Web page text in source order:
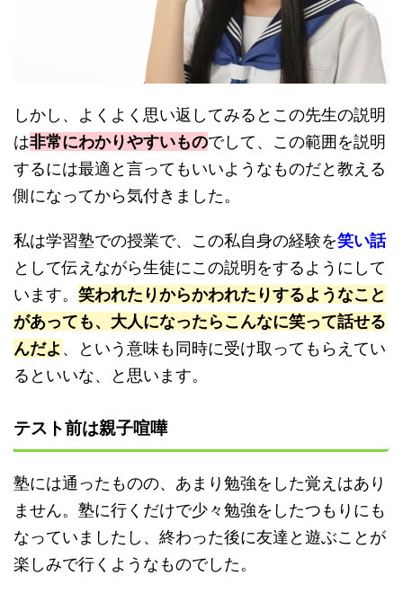
しかし、よくよく思い返してみるとこの先生の説明
は非常にわかりやすいものでして、この範囲を説明
するには最適と言ってもいいようなものだと教える
側になってから気付きました。
私は学習塾での授業で、この私自身の経験を笑い話
として伝えながら生徒にこの説明をするようにして
います。 笑われたりからかわれたりするようなこと
があっても、大人になったらこんなに笑って話せる
んだよ 、という意味も同時に受け取ってもらえてい
るといいな、と思います。
テスト前は親子喧嘩
塾には通ったものの、あまり勉強をした覚えはあり
ません。塾に行くだけで少々勉強をしたつもりにも
なっていましたし、終わった後に友達と遊ぶことが
楽しみで行くようなものでした。